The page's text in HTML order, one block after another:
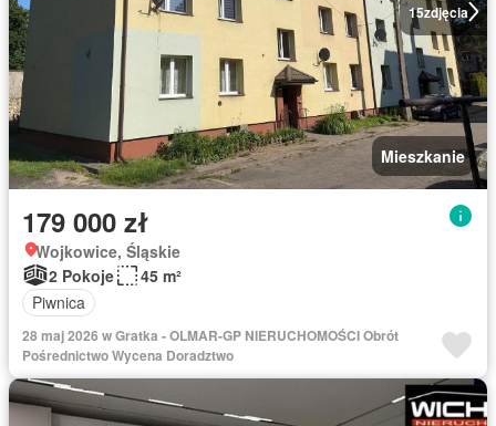
15zdjęcia
Mieszkanie
179 000 zł
Wojkowice, Śląskie
2 Pokoje
45 m²
Piwnica
28 maj 2026 w Gratka - OLMAR-GP NIERUCHOMOŚCI Obrót
Pośrednictwo Wycena Doradztwo